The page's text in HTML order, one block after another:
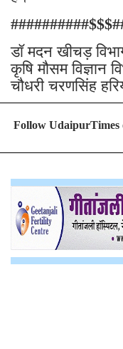
डॉ मदन खीचड़
कृषि मौसम विज्ञान
चौधरी चरणसिंह
Follow UdaipurTimes